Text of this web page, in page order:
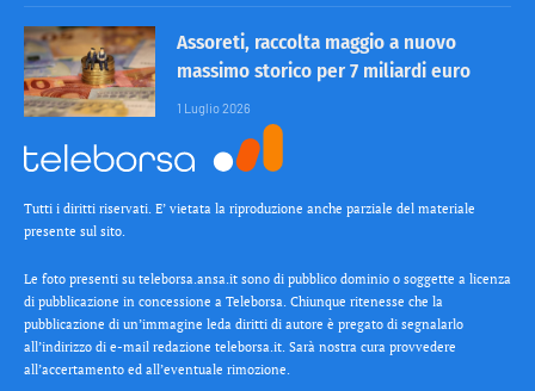
Assoreti, raccolta maggio a nuovo
massimo storico per 7 miliardi euro
1 Luglio 2026
Tutti i diritti riservati. E’ vietata la riproduzione anche parziale del materiale
presente sul sito.
Le foto presenti su teleborsa.ansa.it sono di pubblico dominio o soggette a licenza
di pubblicazione in concessione a Teleborsa. Chiunque ritenesse che la
pubblicazione di un’immagine leda diritti di autore è pregato di segnalarlo
all’indirizzo di e-mail redazione teleborsa.it. Sarà nostra cura provvedere
all’accertamento ed all’eventuale rimozione.